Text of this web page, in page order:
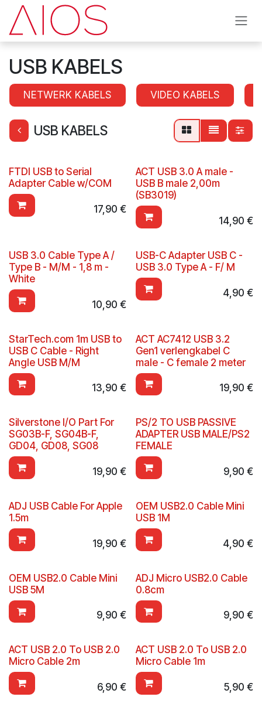
Overslaan naar inhoud
USB KABELS
NETWERK KABELS VIDEO KABELS
USB KABELS
FTDI USB to Serial
Adapter Cable w/COM
17,90 €
ACT USB 3.0 A male -
USB B male 2,00m
(SB3019)
14,90 €
USB 3.0 Cable Type A /
Type B - M/M - 1,8 m -
White
10,90 €
USB-C Adapter USB C -
USB 3.0 Type A - F/ M
4,90 €
StarTech.com 1m USB to
USB C Cable - Right
Angle USB M/M
13,90 €
ACT AC7412 USB 3.2
Gen1 verlengkabel C
male - C female 2 meter
19,90 €
Silverstone I/O Part For
SG03B-F, SG04B-F,
GD04, GD08, SG08
19,90 €
PS/2 TO USB PASSIVE
ADAPTER USB MALE/PS2
FEMALE
9,90 €
ADJ USB Cable For Apple
1.5m
19,90 €
OEM USB2.0 Cable Mini
USB 1M
4,90 €
OEM USB2.0 Cable Mini
USB 5M
9,90 €
ADJ Micro USB2.0 Cable
0.8cm
9,90 €
ACT USB 2.0 To USB 2.0
Micro Cable 2m
6,90 €
ACT USB 2.0 To USB 2.0
Micro Cable 1m
5,90 €